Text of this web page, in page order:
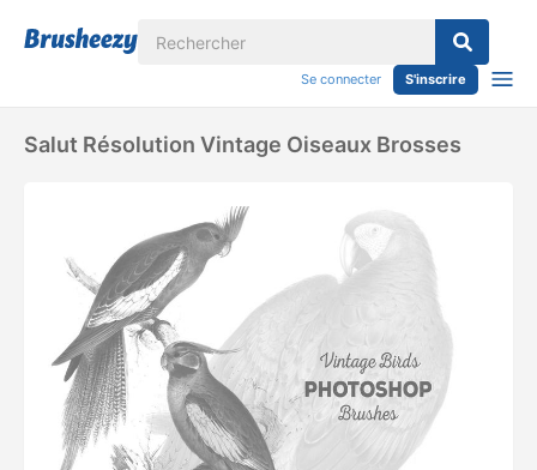
Se connecter S'inscrire
Salut Résolution Vintage Oiseaux Brosses